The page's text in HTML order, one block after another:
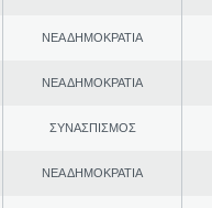
ΝΕΑ ΔΗΜΟΚΡΑΤΙΑ
ΝΕΑ ΔΗΜΟΚΡΑΤΙΑ
ΣΥΝΑΣΠΙΣΜΟΣ
ΝΕΑ ΔΗΜΟΚΡΑΤΙΑ